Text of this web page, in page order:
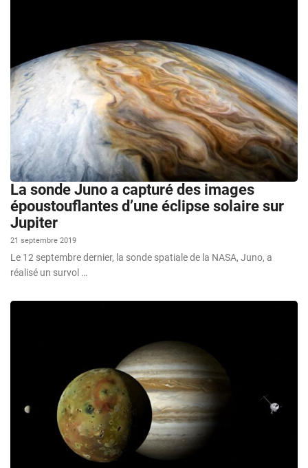
La sonde Juno a capturé des images
époustouflantes d’une éclipse solaire sur
Jupiter
21 septembre 2019
Le 12 septembre dernier, la sonde spatiale de la NASA, Juno, a
réalisé un survol …